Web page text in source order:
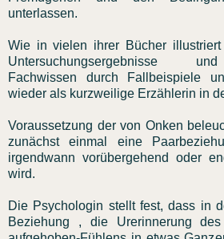
unterlassen.
Wie in vielen ihrer Bücher illustriert
Untersuchungsergebnisse
Fachwissen durch Fallbeispiele
wieder als kurzweilige Erzählerin in
Voraussetzung der von Onken
zunächst einmal eine
irgendwann vorübergehend oder
wird.
Die Psychologin stellt fest, dass in
Beziehung , die Urerinnerung